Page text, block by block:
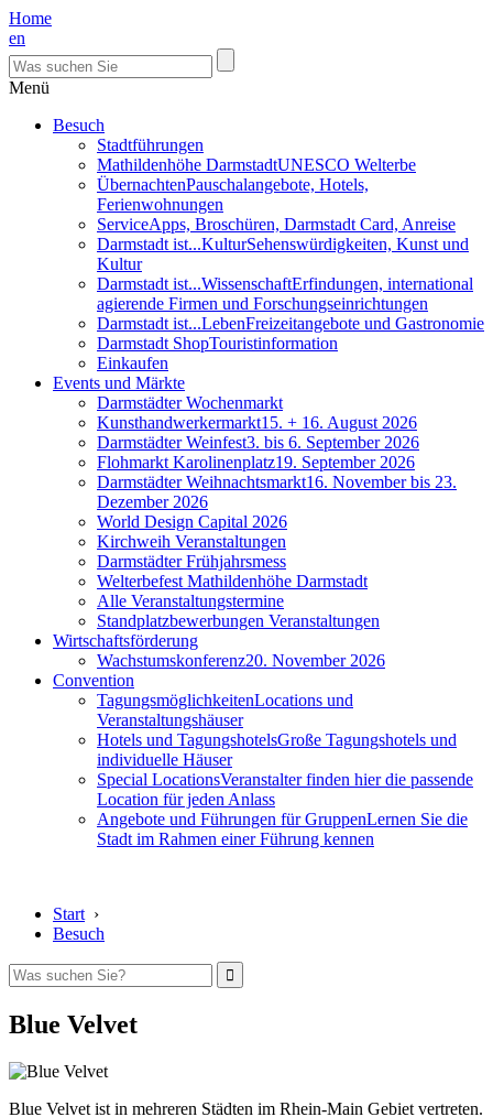
Home
en
Menü
Besuch
Stadtführungen
Mathildenhöhe DarmstadtUNESCO Welterbe
ÜbernachtenPauschalangebote, Hotels,
Ferienwohnungen
ServiceApps, Broschüren, Darmstadt Card, Anreise
Darmstadt ist...KulturSehenswürdigkeiten, Kunst und
Kultur
Darmstadt ist...WissenschaftErfindungen, international
agierende Firmen und Forschungseinrichtungen
Darmstadt ist...LebenFreizeitangebote und Gastronomie
Darmstadt ShopTouristinformation
Einkaufen
Events und Märkte
Darmstädter Wochenmarkt
Kunsthandwerkermarkt15. + 16. August 2026
Darmstädter Weinfest3. bis 6. September 2026
Flohmarkt Karolinenplatz19. September 2026
Darmstädter Weihnachtsmarkt16. November bis 23.
Dezember 2026
World Design Capital 2026
Kirchweih Veranstaltungen
Darmstädter Frühjahrsmess
Welterbefest Mathildenhöhe Darmstadt
Alle Veranstaltungstermine
Standplatzbewerbungen Veranstaltungen
Wirtschaftsförderung
Wachstumskonferenz20. November 2026
Convention
TagungsmöglichkeitenLocations und
Veranstaltungshäuser
Hotels und TagungshotelsGroße Tagungshotels und
individuelle Häuser
Special LocationsVeranstalter finden hier die passende
Location für jeden Anlass
Angebote und Führungen für GruppenLernen Sie die
Stadt im Rahmen einer Führung kennen
Start ›
Besuch
Blue Velvet
Blue Velvet ist in mehreren Städten im Rhein-Main Gebiet vertreten.